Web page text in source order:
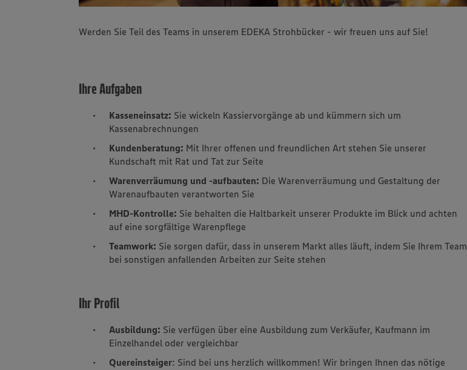
Werden Sie Teil des Teams in unserem EDEKA Strohbücker - wir freuen uns auf Sie!
Ihre Aufgaben
Kasseneinsatz: Sie wickeln Kassiervorgänge ab und kümmern sich um
Kassenabrechnungen
Kundenberatung: Mit Ihrer offenen und freundlichen Art stehen Sie unserer
Kundschaft mit Rat und Tat zur Seite
Warenverräumung und -aufbauten: Die Warenverräumung und Gestaltung der
Warenaufbauten verantworten Sie
MHD-Kontrolle: Sie behalten die Haltbarkeit unserer Produkte im Blick und achten
auf eine sorgfältige Warenpflege
Teamwork: Sie sorgen dafür, dass in unserem Markt alles läuft, indem Sie Ihrem Team
bei sonstigen anfallenden Arbeiten zur Seite stehen
Ihr Profil
Ausbildung: Sie verfügen über eine Ausbildung zum Verkäufer, Kaufmann im
Einzelhandel oder vergleichbar
Quereinsteiger: Sind bei uns herzlich willkommen! Wir bringen Ihnen das nötige